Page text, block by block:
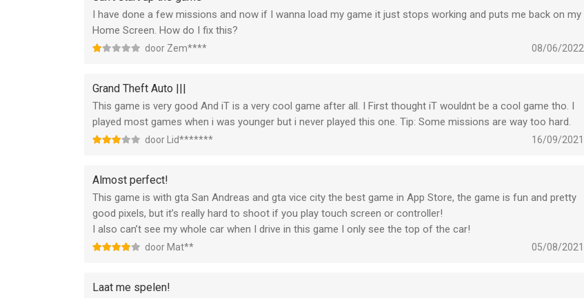
I have done a few missions and now if I wanna load my game it just stops working and puts me back on my
Home Screen. How do I fix this?
door Zem**** 08/06/2022
Grand Theft Auto |||
This game is very good And iT is a very cool game after all. I First thought iT wouldnt be a cool game tho. I
played most games when i was younger but i never played this one. Tip: Some missions are way too hard.
door Lid******* 16/09/2021
Almost perfect!
This game is with gta San Andreas and gta vice city the best game in App Store, the game is fun and pretty
good pixels, but it’s really hard to shoot if you play touch screen or controller!
I also can’t see my whole car when I drive in this game I only see the top of the car!
door Mat** 05/08/2021
Laat me spelen!